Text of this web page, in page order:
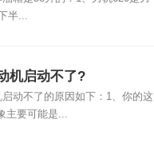
半...
机启动不了?
启动不了的原因如下：1、你的这
主要可能是...